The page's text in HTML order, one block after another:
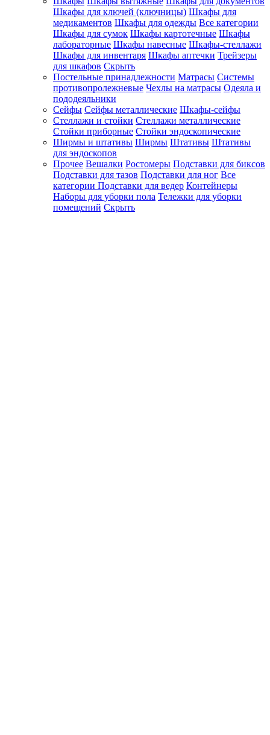
Шкафы для ключей (ключницы) Шкафы для
медикаментов Шкафы для одежды Все категории
Шкафы для сумок Шкафы картотечные Шкафы
лабораторные Шкафы навесные Шкафы-стеллажи
Шкафы для инвентаря Шкафы аптечки Трейзеры
для шкафов Скрыть
Постельные принадлежности Матрасы Системы
противопролежневые Чехлы на матрасы Одеяла и
пододеяльники
Сейфы Сейфы металлические Шкафы-сейфы
Стеллажи и стойки Стеллажи металлические
Стойки приборные Стойки эндоскопические
Ширмы и штативы Ширмы Штативы Штативы
для эндоскопов
Прочее Вешалки Ростомеры Подставки для биксов
Подставки для тазов Подставки для ног Все
категории Подставки для ведер Контейнеры
Наборы для уборки пола Тележки для уборки
помещений Скрыть